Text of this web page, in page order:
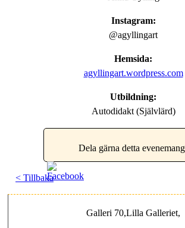
Instagram:
@agyllingart
Hemsida:
agyllingart.wordpress.com
Utbildning:
Autodidakt (Självlärd)
Dela gärna detta
< Tillbaka
Galleri 70,Lilla Galleriet,